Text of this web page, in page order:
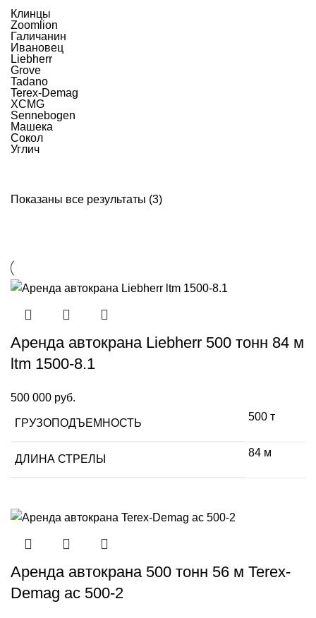
Клинцы
Zoomlion
Галичанин
Ивановец
Liebherr
Grove
Tadano
Terex-Demag
XCMG
Sennebogen
Машека
Сокол
Углич
Показаны все результаты (3)
Аренда автокрана Liebherr 500 тонн 84 м
ltm 1500-8.1
500 000 руб.
ГРУЗОПОДЪЕМНОСТЬ
500 т
ДЛИНА СТРЕЛЫ
84 м
Аренда автокрана 500 тонн 56 м Terex-
Demag ac 500-2